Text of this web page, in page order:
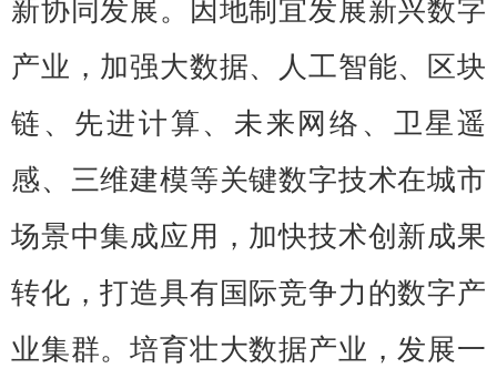
新协同发展。因地制宜发展新兴数字
产业，加强大数据、人工智能、区块
链、先进计算、未来网络、卫星遥
感、三维建模等关键数字技术在城市
场景中集成应用，加快技术创新成果
转化，打造具有国际竞争力的数字产
业集群。培育壮大数据产业，发展一